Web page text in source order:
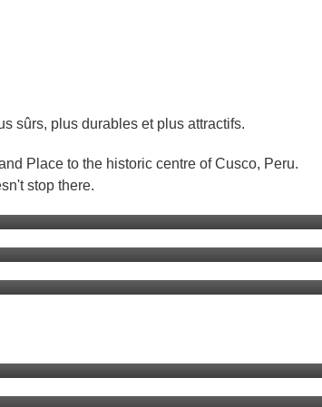
sûrs, plus durables et plus attractifs.
Place to the historic centre of Cusco, Peru.
stop there.
d’énergie